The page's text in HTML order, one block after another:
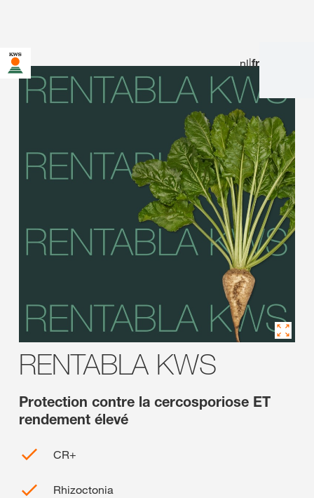
nl|fr
Vous êtes sur le site de KWS pour la Belgique. Une page
alternative pour votre pays existe pour cette page :
Voulez-vous changer maintenant ?
NE PAS
CHANGER CETTE
FOIS-CI
NE
DEMANDEZ
PLUS RIEN
RENTABLA KWS
Protection contre la cercosporiose ET
rendement élevé
CR+
Rhizoctonia